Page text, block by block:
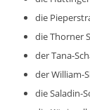
die
die Thorner
der Tana-
der William-
die Saladin-